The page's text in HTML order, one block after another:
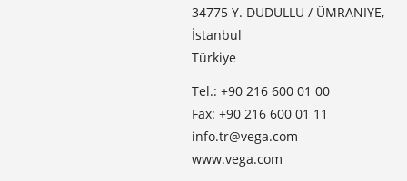
34775 Y. DUDULLU / ÜMRANIYE,
İstanbul
Türkiye
Tel.: +90 216 600 01 00
Fax: +90 216 600 01 11
info.tr@vega.com
www.vega.com